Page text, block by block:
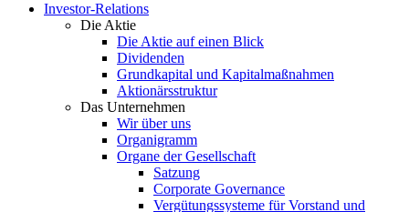
Investor-Relations
Die Aktie
Die Aktie auf einen Blick
Dividenden
Grundkapital und Kapitalmaßnahmen
Aktionärsstruktur
Das Unternehmen
Wir über uns
Organigramm
Organe der Gesellschaft
Satzung
Corporate Governance
Vergütungssysteme für Vorstand und